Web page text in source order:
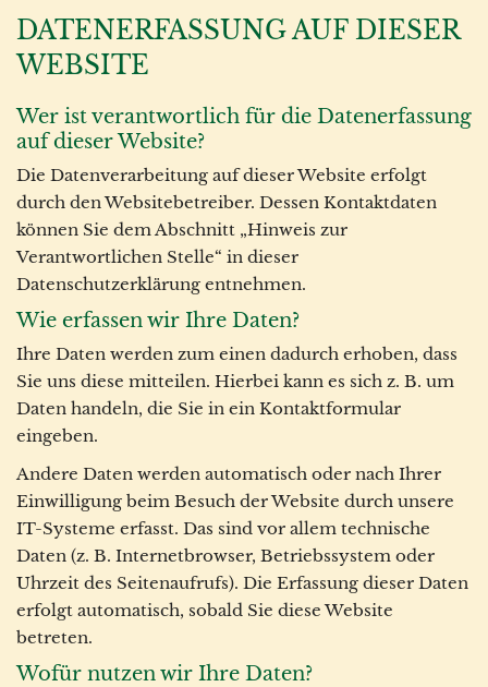
DATENERFASSUNG AUF DIESER
WEBSITE
Wer ist verantwortlich für die Datenerfassung
auf dieser Website?
Die Datenverarbeitung auf dieser Website erfolgt
durch den Websitebetreiber. Dessen Kontaktdaten
können Sie dem Abschnitt „Hinweis zur
Verantwortlichen Stelle“ in dieser
Datenschutzerklärung entnehmen.
Wie erfassen wir Ihre Daten?
Ihre Daten werden zum einen dadurch erhoben, dass
Sie uns diese mitteilen. Hierbei kann es sich z. B. um
Daten handeln, die Sie in ein Kontaktformular
eingeben.
Andere Daten werden automatisch oder nach Ihrer
Einwilligung beim Besuch der Website durch unsere
IT-Systeme erfasst. Das sind vor allem technische
Daten (z. B. Internetbrowser, Betriebssystem oder
Uhrzeit des Seitenaufrufs). Die Erfassung dieser Daten
erfolgt automatisch, sobald Sie diese Website
betreten.
Wofür nutzen wir Ihre Daten?